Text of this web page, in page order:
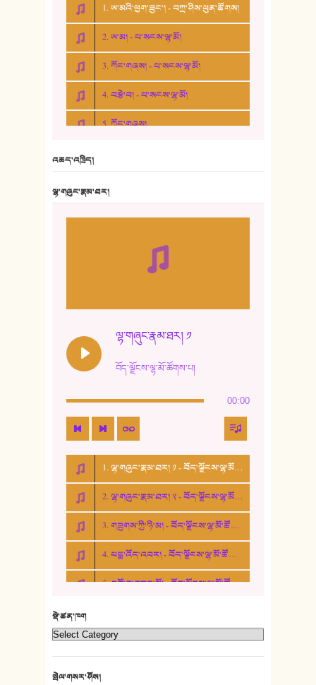
1. ཨ་མའི་ཕྱག་ཟུང་། - བཀྲ་ཤིས་ཕུན་ཚོགས།
2. ཨ་མ། - པ་སངས་ལྷ་མོ།
3. ཀོང་གཞས། - པ་སངས་ལྷ་མོ།
4. བརྩེ་བ། - པ་སངས་ལྷ་མོ།
5. ཀོང་གཞས།
10. ཆང་གཞས། ༣
15. ཤམ་པ་ལ་ཡི་སྲས་མོ།
16. ལྷ་བུ་དར་བུ།
17. ང་བོད་པ་ཡིན། - ཕུར་བུ་རྣམ་རྒྱལ།
18. ང་ལ་བྱམས་པའི་ཨ་མ།
19. ཆ་རྐྱེན་མེད་པའི་སེམས།
20. བསྟན་རྒྱས་གླིང་།
23. ཕོ་རྒོད་པོ།
འཆད་འཁྲིད།
ལྷ་གཞུང་རྣམ་ཐར།
ལྷ་གཞུང་རྣམ་ཐར། ༡
བོད་ལྗོངས་ལྷ་མོ་ཚོགས་པ།
00:00
1. ལྷ་གཞུང་རྣམ་ཐར། ༡ - བོད་ལྗོངས་ལྷ་མོ་ཚོགས་པ།
2. ལྷ་གཞུང་རྣམ་ཐར། ༢ - བོད་ལྗོངས་ལྷ་མོ་ཚོགས་པ།
3. གཟུགས་ཀྱི་ཉི་མ། - བོད་ལྗོངས་ལྷ་མོ་ཚོགས་པ།
4. པདྨ་འོད་འབར། - བོད་ལྗོངས་ལྷ་མོ་ཚོགས་པ།
5. འགྲོ་བ་བཟང་མོ། - བོད་ལྗོངས་ལྷ་མོ་ཚོགས་པ།
སྡེ་ཚན་ཁག
སྤེལ་གསར་ཤོས།